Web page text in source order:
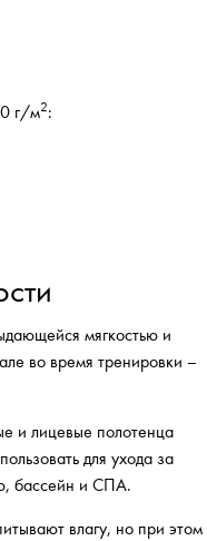
г/м2:
мягкостью и
во время тренировки –
и лицевые полотенца
для ухода за
бассейн и СПА.
влагу, но при этом